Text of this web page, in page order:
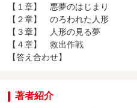
【１章】 悪夢のはじまり
【２章】 のろわれた人形
【３章】 人形の見る夢
【４章】 救出作戦
【答え合わせ】
著者紹介